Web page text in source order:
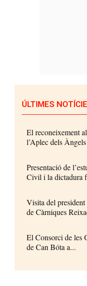
ÚLTIMES
El reconeixement
l’Aplec dels Àngels
Presentació de
Civil i la dictadura
Visita del
de Càrniques
El Consorci de les
de Can Bóta a...